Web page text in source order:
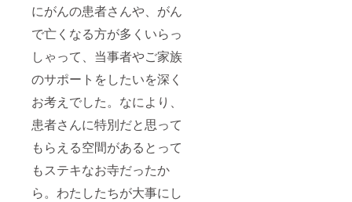
にがんの患者さんや、がん
で亡くなる方が多くいらっ
しゃって、当事者やご家族
のサポートをしたいを深く
お考えでした。なにより、
患者さんに特別だと思って
もらえる空間があるとって
もステキなお寺だったか
ら。わたしたちが大事にし